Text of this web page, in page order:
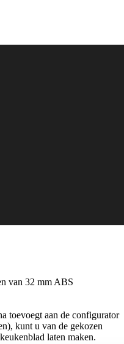
van 32 mm ABS
toevoegt aan de configurator
kunt u van de gekozen
laten maken.